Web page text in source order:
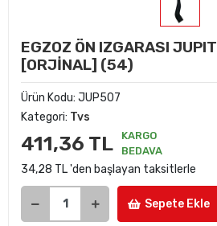
EGZOZ ÖN IZGARASI
[ORJİNAL] (54)
Ürün Kodu: JUP507
Kategori: Tvs
411,36 TL
KARGO
BEDAVA
34,28 TL 'den başlayan taksitlerle
Sepete Ekle